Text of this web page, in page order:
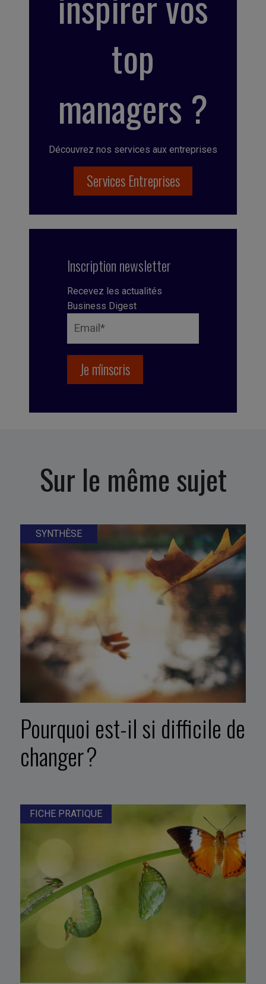
top
managers ?
Découvrez nos services aux entreprises
Services Entreprises
Inscription newsletter
Recevez les actualités
Business Digest
Sur le même sujet
SYNTHÈSE
Pourquoi est-il si difficile de
changer ?
FICHE PRATIQUE